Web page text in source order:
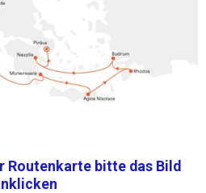
Routenkarte bitte das Bild